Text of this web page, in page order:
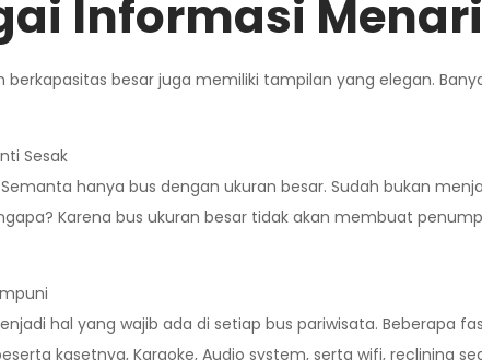
Informasi
berkapasitas besar juga memiliki tampilan yang elegan.
Sesak
hanya bus dengan ukuran besar. Sudah bukan
Karena bus ukuran besar tidak akan membuat
hal yang wajib ada di setiap bus pariwisata. Beberapa
kasetnya, Karaoke, Audio system, serta wifi, reclining